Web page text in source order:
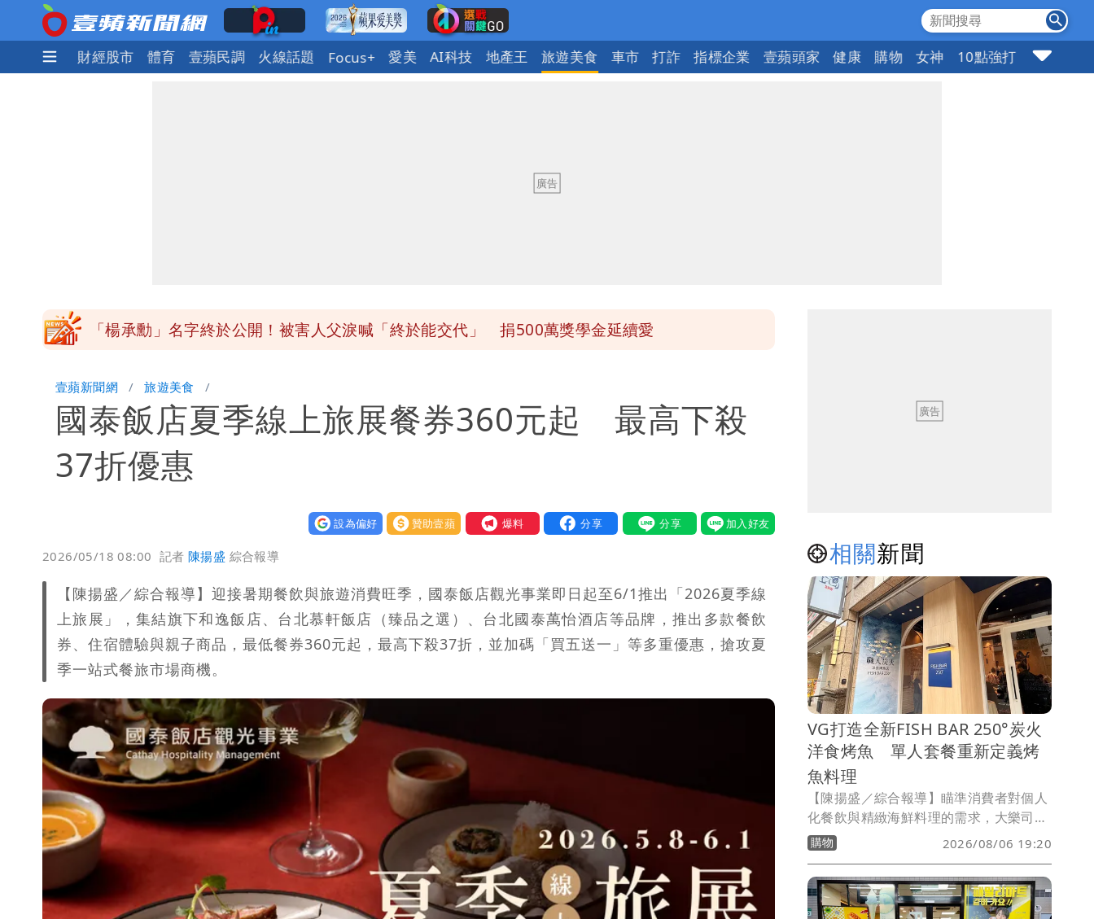
國際 財經股市 體育 壹蘋民調 火線話題 Focus+ 愛美 AI科技 地產王 旅遊美食 車市 打詐 指標企業 壹蘋頭家 健康 購物 女神 10點強打
「楊承勳」名字終於公開！被害人父淚喊「終於能交代」 捐500萬獎學金延續愛
高希均辭世享耆壽90歲 畢生推動閱讀與進步觀念
壹蘋新聞網 旅遊美食
國泰飯店夏季線上旅展餐券360元起 最高下殺
37折優惠
設為偏好 贊助壹蘋 我要爆料
2026/05/18 08:00 記者陳揚盛 綜合報導
【陳揚盛／綜合報導】迎接暑期餐飲與旅遊消費旺季，國泰飯店觀光事業即日起至6/1推出「2026夏季線
上旅展」，集結旗下和逸飯店、台北慕軒飯店（臻品之選）、台北國泰萬怡酒店等品牌，推出多款餐飲
券、住宿體驗與親子商品，最低餐券360元起，最高下殺37折，並加碼「買五送一」等多重優惠，搶攻夏
季一站式餐旅市場商機。
相關新聞
VG打造全新FISH BAR 250°炭火
洋食烤魚 單人套餐重新定義烤
魚料理
【陳揚盛／綜合報導】瞄準消費者對個人
化餐飲與精緻海鮮料理的需求，大樂司文
創集團旗下VG團隊推出全新品牌「FISH
BAR 250°」，以職人炭火、洋食料理手
法及自由搭配的單人套餐為核心，結合開
放式吧台與海洋藝術空間，重新定義烤魚
料理的用餐體驗，為台北餐飲市場注入新
購物 2026/08/06 19:20